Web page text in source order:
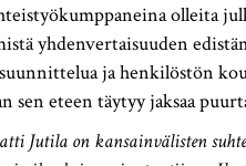
olleita
yhdenvertaisuuden
ja henkilöstön
sen eteen täytyy jaksaa
Jutila on kansainvälisten